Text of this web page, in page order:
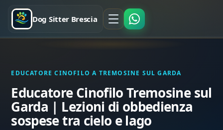
Dog Sitter Brescia
EDUCATORE CINOFILO A TREMOSINE SUL GARDA
Educatore Cinofilo Tremosine sul
Garda | Lezioni di obbedienza
sospese tra cielo e lago